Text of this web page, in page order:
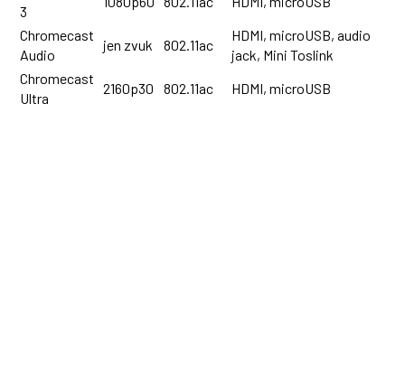
3
Chromecast
Audio
jen zvuk 802.11ac
HDMI, microUSB, audio
jack, Mini Toslink
Chromecast
Ultra
2160p30 802.11ac HDMI, microUSB